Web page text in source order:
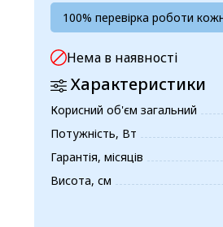
100% перевірка роботи
Нема в наявності
Характеристики
Корисний об'єм загальний
Потужність, Вт
Гарантія, місяців
Висота, см